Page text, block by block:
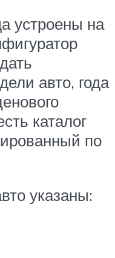
устроены на
авто, года
каталог
по
указаны: